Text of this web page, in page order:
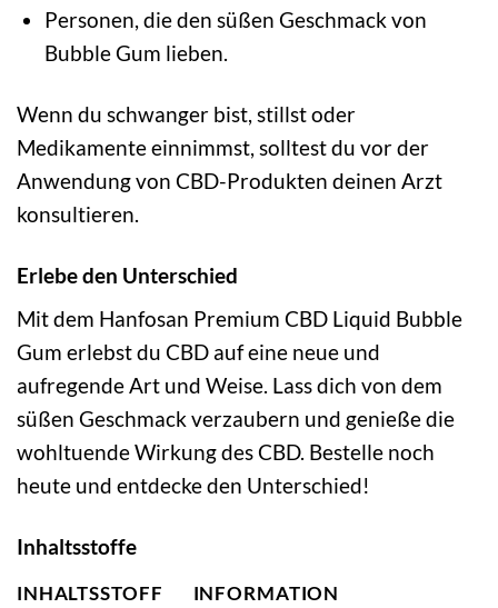
Personen, die den süßen Geschmack von
Bubble Gum lieben.
Wenn du schwanger bist, stillst oder
Medikamente einnimmst, solltest du vor der
Anwendung von CBD-Produkten deinen Arzt
konsultieren.
Erlebe den Unterschied
Mit dem Hanfosan Premium CBD Liquid Bubble
Gum erlebst du CBD auf eine neue und
aufregende Art und Weise. Lass dich von dem
süßen Geschmack verzaubern und genieße die
wohltuende Wirkung des CBD. Bestelle noch
heute und entdecke den Unterschied!
Inhaltsstoffe
INHALTSSTOFF INFORMATION